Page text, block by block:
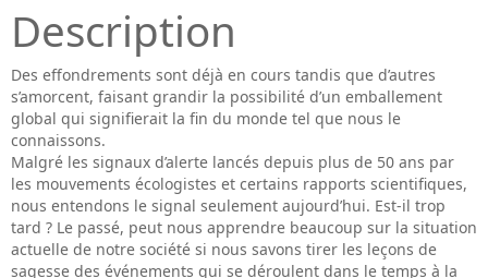
Description
Des effondrements sont déjà en cours tandis que d’autres
s’amorcent, faisant grandir la possibilité d’un emballement
global qui signifierait la fin du monde tel que nous le
connaissons.
Malgré les signaux d’alerte lancés depuis plus de 50 ans par
les mouvements écologistes et certains rapports scientifiques,
nous entendons le signal seulement aujourd’hui. Est-il trop
tard ? Le passé, peut nous apprendre beaucoup sur la situation
actuelle de notre société si nous savons tirer les leçons de
sagesse des événements qui se déroulent dans le temps à la